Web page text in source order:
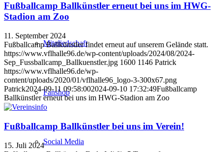
Mitgliedschaft
Fanshop
Social Media
Fußballcamp Ballkünstler erneut bei uns im HWG-
Stadion am Zoo
11. September 2024
Fußballcamp Ballkünstler findet erneut auf unserem Gelände statt.
https://www.vflhalle96.de/wp-content/uploads/2024/08/2024-
Sep_Fussballcamp_Ballkuenstler.jpg 1600 1146 Patrick
https://www.vflhalle96.de/wp-
content/uploads/2020/01/vflhalle96_logo-3-300x67.png
Patrick2024-09-11 09:58:002024-09-10 17:32:49Fußballcamp
Ballkünstler erneut bei uns im HWG-Stadion am Zoo
Fußballcamp Ballkünstler bei uns im Verein!
15. Juli 2024